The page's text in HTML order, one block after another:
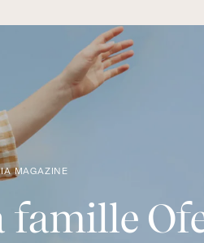
MAGAZINE
famille